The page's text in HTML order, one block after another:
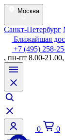
Москва
Санкт-Петербург
Ближайшая
+7 (495) 258-
, пн-пт 8.00-
0 0